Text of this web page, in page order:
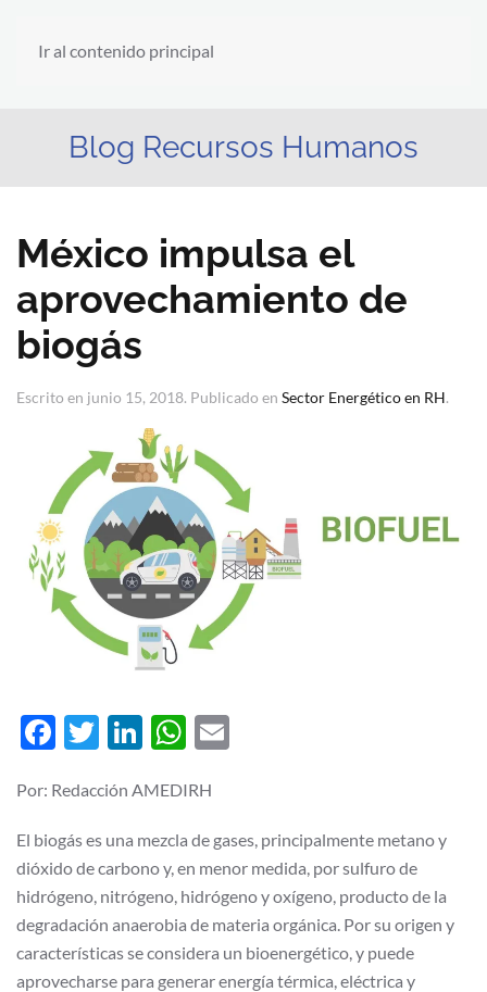
Ir al contenido principal
Blog Recursos Humanos
México impulsa el
aprovechamiento de
biogás
Escrito en junio 15, 2018. Publicado en Sector Energético en RH.
Facebook
Twitter
LinkedIn
WhatsApp
Por: Redacción AMEDIRH
El biogás es una mezcla de gases, principalmente metano y
dióxido de carbono y, en menor medida, por sulfuro de
hidrógeno, nitrógeno, hidrógeno y oxígeno, producto de la
degradación anaerobia de materia orgánica. Por su origen y
características se considera un bioenergético, y puede
aprovecharse para generar energía térmica, eléctrica y